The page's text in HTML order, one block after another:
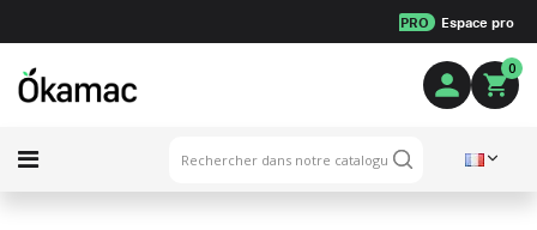
PRO Espace pro
0